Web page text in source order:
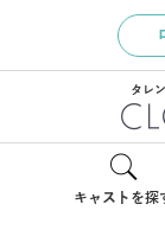
タレ
キャストを探